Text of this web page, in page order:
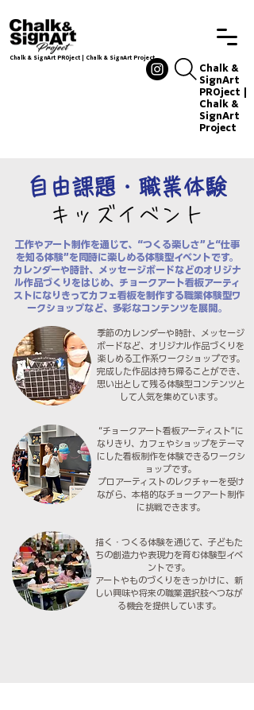
Chalk & SignArt PROject | Chalk & SignArt Project
Chalk &
SignArt
PROject |
Chalk &
SignArt
Project
自由課題・職業体験
​キッズイベント
工作やアート制作を通じて、“つくる楽しさ”と“仕事
を知る体験”を同時に楽しめる体験型イベントです。
カレンダーや時計、メッセージボードなどのオリジナ
ル作品づくりをはじめ、チョークアート看板アーティ
ストになりきってカフェ看板を制作する職業体験型ワ
ークショップなど、多彩なコンテンツを展開。
季節のカレンダーや時計、メッセージ
ボードなど、オリジナル作品づくりを
楽しめる工作系ワークショップです。
完成した作品は持ち帰ることができ、
思い出として残る体験型コンテンツと
して人気を集めています。
“チョークアート看板アーティスト”に
なりきり、カフェやショップをテーマ
にした看板制作を体験できるワークシ
ョップです。
プロアーティストのレクチャーを受け
ながら、本格的なチョークアート制作
に挑戦できます。
描く・つくる体験を通じて、子どもた
ちの創造力や表現力を育む体験型イベ
ントです。
アートやものづくりをきっかけに、新
しい興味や将来の職業選択肢へつなが
る機会を提供しています。